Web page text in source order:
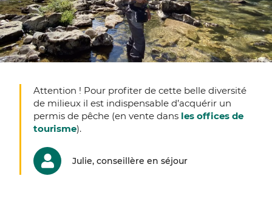
Attention ! Pour profiter de cette belle diversité
de milieux il est indispensable d’acquérir un
permis de pêche (en vente dans les offices de
tourisme).
Julie, conseillère en séjour